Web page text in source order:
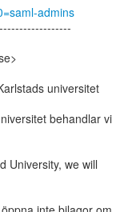
admins
universitet
behandlar vi
University, we will